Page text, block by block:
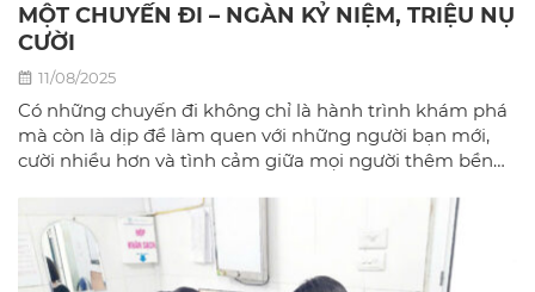
MỘT CHUYẾN ĐI – NGÀN KỶ NIỆM, TRIỆU NỤ
CƯỜI
11/08/2025
Có những chuyến đi không chỉ là hành trình khám phá
mà còn là dịp để làm quen với những người bạn mới,
cười nhiều hơn và tình cảm giữa mọi người thêm bền